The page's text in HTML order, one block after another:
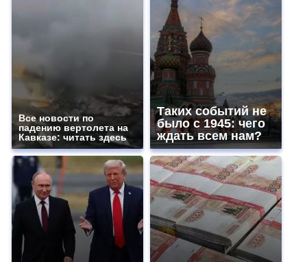
Все новости по
падению вертолета на
Кавказе: читать здесь
Таких событий не
было с 1945: чего
ждать всем нам?